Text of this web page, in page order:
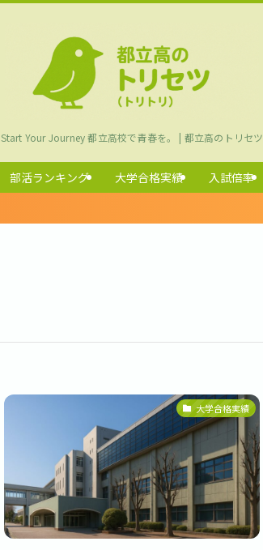
Start Your Journey 都立高校で青春を。 | 都立高のトリセツ
部活ランキング 大学合格実績 入試倍率
大学合格実績